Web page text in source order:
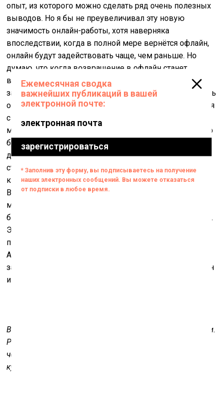
опыт, из которого можно сделать ряд очень полезных
выводов. Но я бы не преувеличивал эту новую
значимость онлайн-работы, хотя наверняка
впоследствии, когда в полной мере вернётся офлайн,
онлайн будут задействовать чаще, чем раньше. Но
думаю, что когда возвращение в офлайн станет
возможным, то и культурный, и образовательный мир
захочет вновь насладиться им в полной мере, он вновь
оценит преимущества личного контакта преподавателя
с учеником, куратора с художником, художников
между собой и т.д. Более того, сдвиги, которые можно
будет зарегистрировать после пандемии, на самом
деле уже имели место и раньше, но в недостаточной
степени проявленности. В остальном мир после
карантина будет таким же, каким и был до него.
Возможно, кто-то станет более зрелыми, более
мудрым, а кто-то напротив, более инфантильным и
беспечным, но никакого полного обновления я не жду.
Это сможет произойти лишь тогда, когда мы
перестанем описывать мир через видения
Апокалипсиса и увидим в происходящем катастрофу и
задумаемся над тем, кто её устроил и какую выгоду он
из этого извлекает.
Верхняя фотография: Кэти Хольтен. След крыла бабочки.
Работа была представлена на выставке «Границы
человеческого» в московском ГЦСИ (2015), которую
курировал Виктор Мизиано